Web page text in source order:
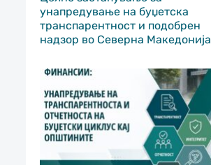
унапредување на буџетска
транспарентност и подобрен
надзор во Северна Македонија